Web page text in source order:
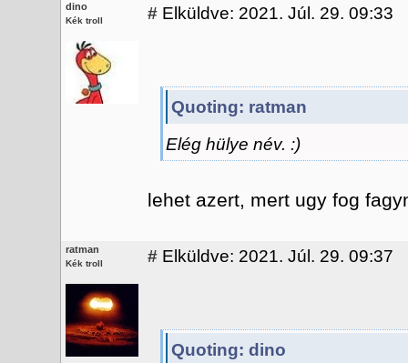
dino
Kék troll # Elküldve: 2021. Júl. 29. 09:33
Quoting: ratman
Elég hülye név. :)
lehet azert, mert ugy fog
ratman
Kék troll # Elküldve: 2021. Júl. 29. 09:37
Quoting: dino